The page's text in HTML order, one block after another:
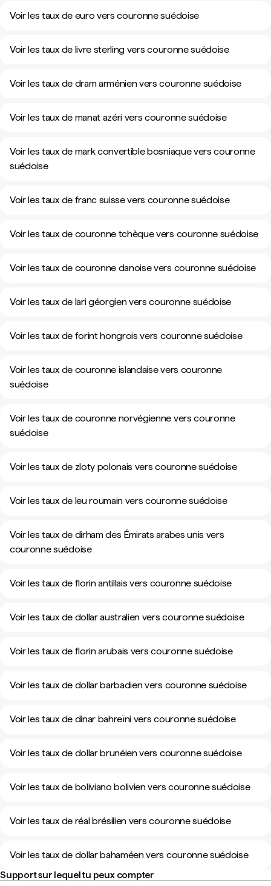
Voir les taux de euro vers couronne suédoise
Voir les taux de livre sterling vers couronne suédoise
Voir les taux de dram arménien vers couronne suédoise
Voir les taux de manat azéri vers couronne suédoise
Voir les taux de mark convertible bosniaque vers couronne
suédoise
Voir les taux de franc suisse vers couronne suédoise
Voir les taux de couronne tchèque vers couronne suédoise
Voir les taux de couronne danoise vers couronne suédoise
Voir les taux de lari géorgien vers couronne suédoise
Voir les taux de forint hongrois vers couronne suédoise
Voir les taux de couronne islandaise vers couronne
suédoise
Voir les taux de couronne norvégienne vers couronne
suédoise
Voir les taux de zloty polonais vers couronne suédoise
Voir les taux de leu roumain vers couronne suédoise
Voir les taux de dirham des Émirats arabes unis vers
couronne suédoise
Voir les taux de florin antillais vers couronne suédoise
Voir les taux de dollar australien vers couronne suédoise
Voir les taux de florin arubais vers couronne suédoise
Voir les taux de dollar barbadien vers couronne suédoise
Voir les taux de dinar bahreïni vers couronne suédoise
Voir les taux de dollar brunéien vers couronne suédoise
Voir les taux de boliviano bolivien vers couronne suédoise
Voir les taux de réal brésilien vers couronne suédoise
Voir les taux de dollar bahaméen vers couronne suédoise
Support sur lequel tu peux compter